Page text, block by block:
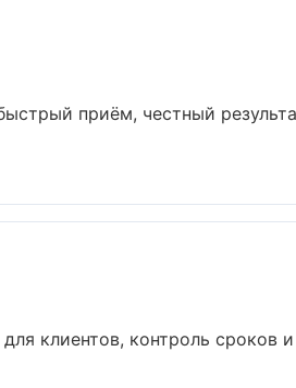
приём, честный
клиентов, контроль сроков